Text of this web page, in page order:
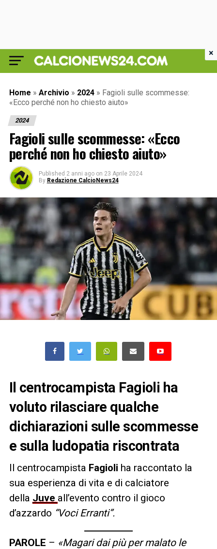
Home » Archivio » 2024 » Fagioli sulle scommesse:
«Ecco perché non ho chiesto aiuto»
2024
Fagioli sulle scommesse: «Ecco
perché non ho chiesto aiuto»
Published 2 anni ago on 23 Aprile 2024
By Redazione CalcioNews24
Il centrocampista Fagioli ha
voluto rilasciare qualche
dichiarazioni sulle scommesse
e sulla ludopatia riscontrata
Il centrocampista Fagioli ha raccontato la
sua esperienza di vita e di calciatore
della Juve all’evento contro il gioco
d’azzardo “Voci Erranti”.
PAROLE – «Magari dai più per malato le
×